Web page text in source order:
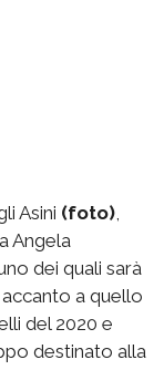
Asini (foto)
Angela
dei quali sarà
a quello
del 2020 e
destinato alla